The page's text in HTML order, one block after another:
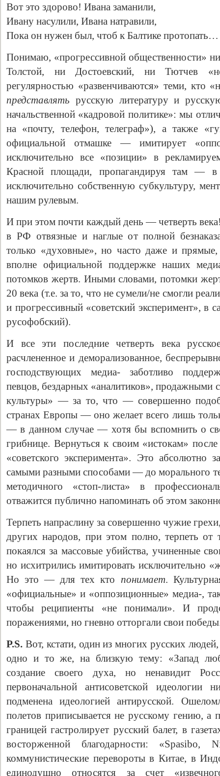
Вот это здорово! Ивана заманили,
Ивану насулили, Ивана натравили,
Пока он нужен был, чтоб к Балтике протопать…
Понимаю, «прогрессивной общественности»
Толстой, ни Достоевский, ни Тютчев
регулярностью «развенчиваются» теми, кто
представлять русскую литературу и
начальственной «кадровой политике»: мы
на «почту, телефон, телеграф»), а также
официальной отмашке — имитирует
исключительно все «позиции» в
Красной площади, пропагандируя там —
исключительно собственную субкультуру,
нашим рулевым.
И при этом почти каждый день — четверть
в РФ отвязные и наглые от полной
только «духовные», но часто даже и
вполне официальной поддержке наших
потомков жертв. Иными словами, потомки
20 века (т.е. за то, что не сумели/не смогли
и прогрессивный «советский эксперимент», в
русофобский).
И все эти последние четверть века
расчлененное и деморализованное,
господствующих медиа- заботливо
певцов, бездарных «аналитиков», продажными
культуры» — за то, что — совершенно
странах Европы — оно желает всего лишь
— в данном случае — хотя бы вспомнить о
грибнице. Вернуться к своим «истокам»
«советского эксперимента». Это абсолютно
самыми разными способами — до морального
методичного «стоп-листа» в
отважится публично напоминать об этом
Терпеть напраслину за совершенно чужие
других народов, при этом полно, терпеть
покаялся за массовые убийства, учиненные
но исхитрились имитировать исключительно
Но это — для тех кто понимает.
«официальные» и «оппозиционные» медиа-,
чтобы реципиенты «не понимали». И
поражениями, но гневно отторгали свои
P.S. Вот, кстати, один из многих русских
одно и то же, на близкую тему: «Запад
создание своего духа, но ненавидит
первоначальной антисоветской идеологии
подменена идеологией антирусской.
полетов приписывается не русскому гению, а
границей гастролирует русский балет, в
восторженной благодарности:
коммунистические перевороты в Китае, в
единодушно относятся за счет
Свидетельство